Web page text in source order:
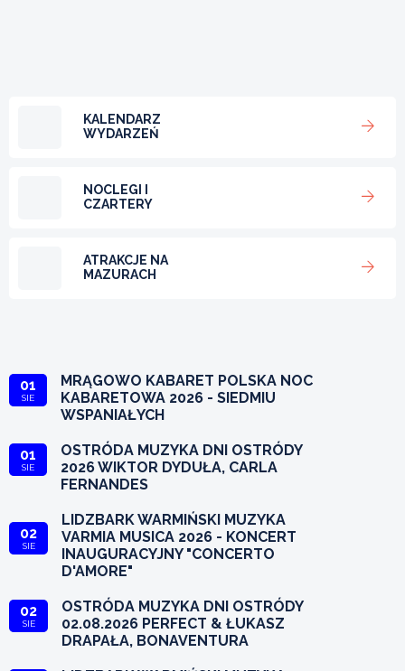
KALENDARZ
WYDARZEŃ
NOCLEGI I
CZARTERY
ATRAKCJE NA
MAZURACH
01
SIE
MRĄGOWO KABARET POLSKA NOC
KABARETOWA 2026 - SIEDMIU
WSPANIAŁYCH
01
SIE
OSTRÓDA MUZYKA DNI OSTRÓDY
2026 WIKTOR DYDUŁA, CARLA
FERNANDES
02
SIE
LIDZBARK WARMIŃSKI MUZYKA
VARMIA MUSICA 2026 - KONCERT
INAUGURACYJNY "CONCERTO
D'AMORE"
02
SIE
OSTRÓDA MUZYKA DNI OSTRÓDY
02.08.2026 PERFECT & ŁUKASZ
DRAPAŁA, BONAVENTURA